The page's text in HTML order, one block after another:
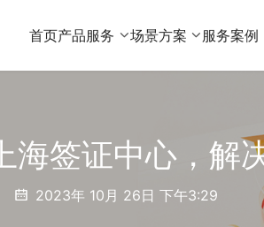
首页产品服务 场景方案 服务案例
海签证中心，解
2023年 10月 26日 下午3:29